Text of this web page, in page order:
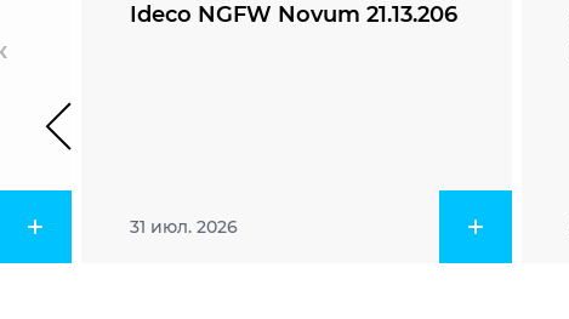
Ideco NGFW Novum 21.13.206
31 июл. 2026